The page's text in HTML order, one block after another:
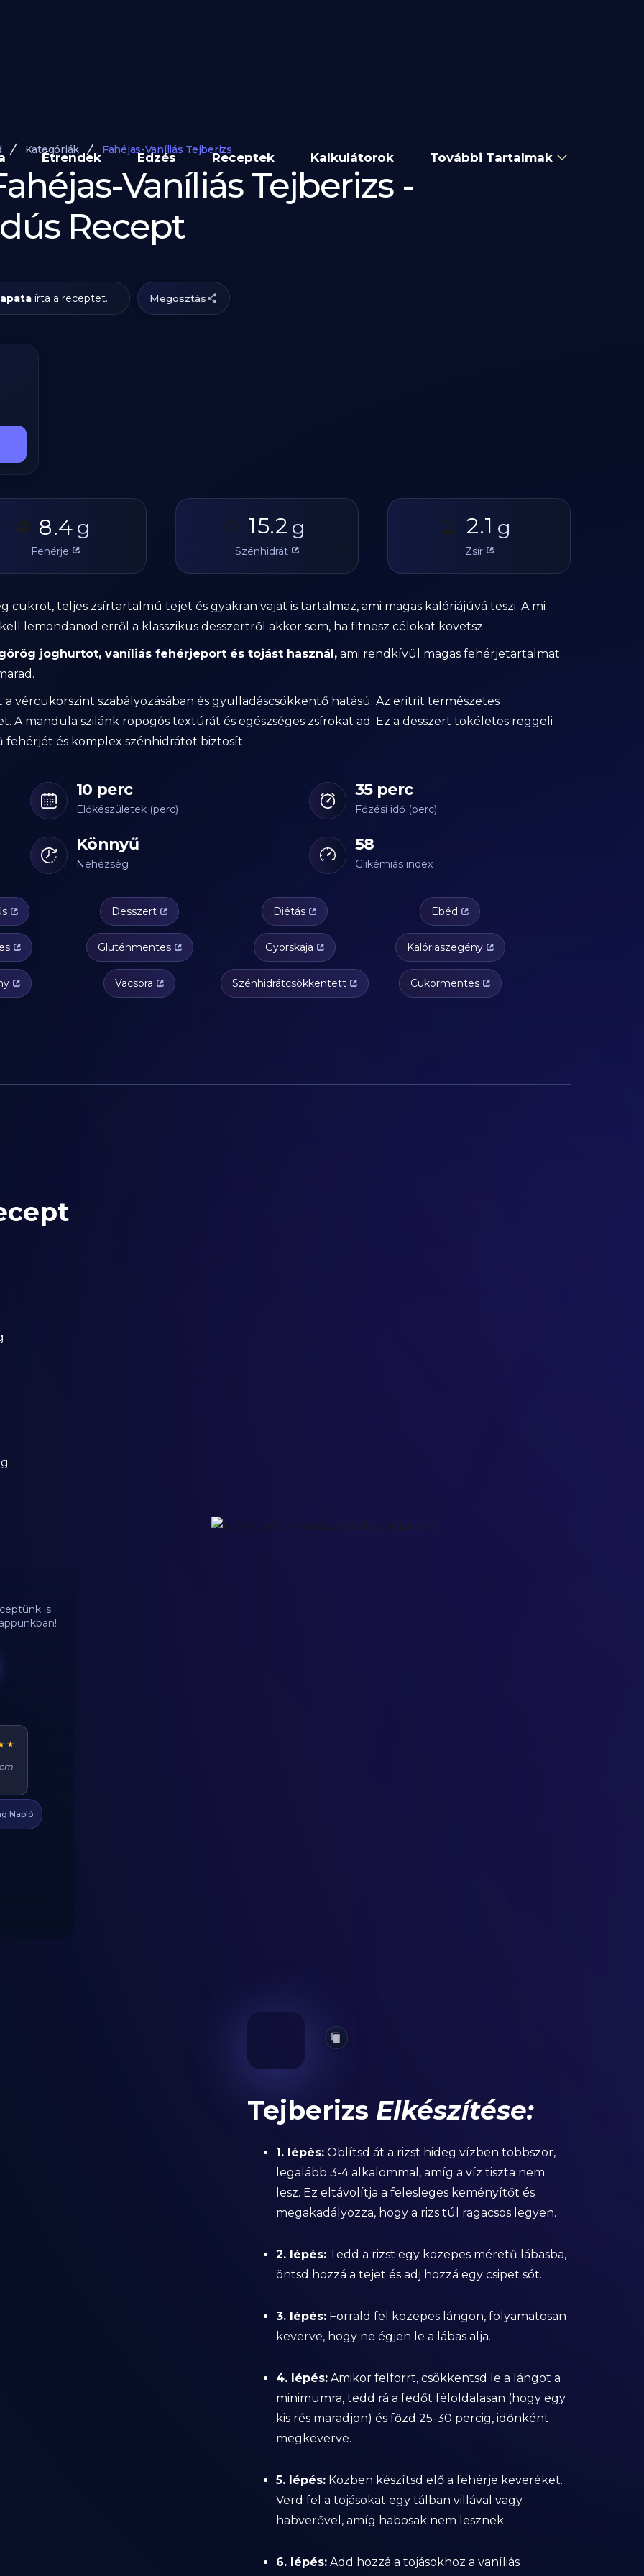
Étrendek Edzés Receptek Kalkulátorok További Tartalmak
Kategóriák Fahéjas-Vaníliás Tejberizs
Vaníliás Tejberizs -
Recept
írta a receptet. Megosztás
🥩 8.4 g
Fehérje
🥔 15.2 g
Szénhidrát
🫒 2.1 g
Zsír
cukrot, teljes zsírtartalmú tejet és gyakran vajat is tartalmaz, ami magas kalóriájúvá teszi. A mi
lemondanod erről a klasszikus desszertről akkor sem, ha fitnesz célokat követsz.
joghurtot, vaníliás fehérjeport és tojást használ, ami rendkívül magas fehérjetartalmat
vércukorszint szabályozásában és gyulladáscsökkentő hatású. Az eritrit természetes
A mandula szilánk ropogós textúrát és egészséges zsírokat ad. Ez a desszert tökéletes reggeli
fehérjét és komplex szénhidrátot biztosít.
10 perc
Előkészületek (perc)
35 perc
Főzési idő (perc)
Könnyű
Nehézség
58
Glikémiás index
Desszert Diétás Ebéd
Gluténmentes Gyorskaja Kalóriaszegény
Vacsora Szénhidrátcsökkentett Cukormentes
is
Napló
Tejberizs Elkészítése:
1. lépés: Öblítsd át a rizst hideg vízben többször,
legalább 3-4 alkalommal, amíg a víz tiszta nem
lesz. Ez eltávolítja a felesleges keményítőt és
megakadályozza, hogy a rizs túl ragacsos legyen.
2. lépés: Tedd a rizst egy közepes méretű lábasba,
öntsd hozzá a tejet és adj hozzá egy csipet sót.
3. lépés: Forrald fel közepes lángon, folyamatosan
keverve, hogy ne égjen le a lábas alja.
4. lépés: Amikor felforrt, csökkentsd le a lángot a
minimumra, tedd rá a fedőt féloldalasan (hogy egy
kis rés maradjon) és főzd 25-30 percig, időnként
megkeverve.
5. lépés: Közben készítsd elő a fehérje keveréket.
Verd fel a tojásokat egy tálban villával vagy
habverővel, amíg habosak nem lesznek.
6. lépés: Add hozzá a tojásokhoz a vaníliás